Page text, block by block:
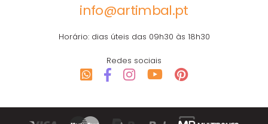
info@artimbal.pt
Horário: dias úteis das 09h30 às 18h30
Redes sociais